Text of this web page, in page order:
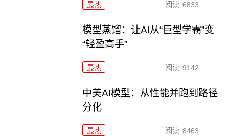
最热 阅读 6833
模型蒸馏：让AI从“巨型学霸”变
“轻盈高手”
最热 阅读 9142
中美AI模型：从性能并跑到路径
分化
最热 阅读 8463